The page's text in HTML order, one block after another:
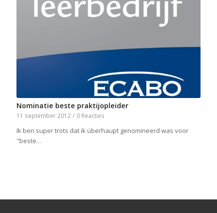
Nominatie beste praktijopleider
11 september 2012 / 0 Reacties
Ik ben super trots dat ik überhaupt genomineerd was voor
"beste…